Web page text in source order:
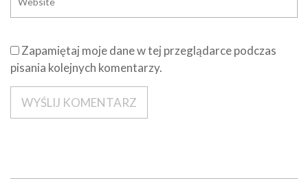
Zapamiętaj moje dane w tej przeglądarce podczas
pisania kolejnych komentarzy.